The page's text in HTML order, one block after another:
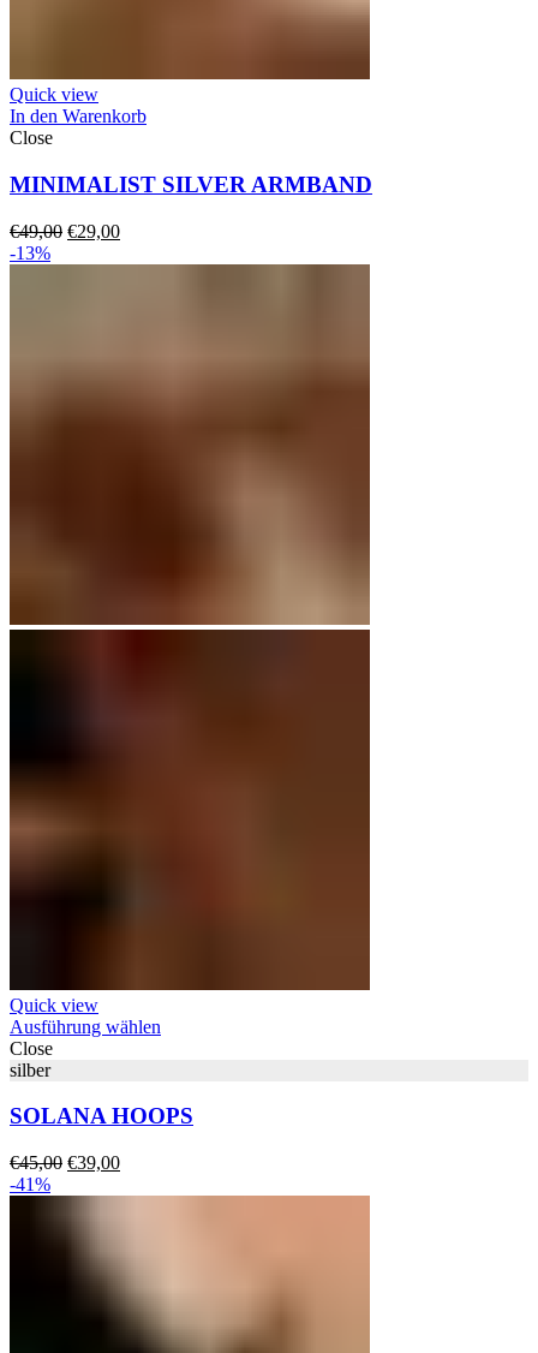
Quick view
In den Warenkorb
Close
MINIMALIST SILVER ARMBAND
€49,00 Ursprünglicher
€29,00Aktueller
-13%
Quick view
Ausführung wählen
Close
silber
SOLANA HOOPS
€45,00 Ursprünglicher
€39,00Aktueller
-41%